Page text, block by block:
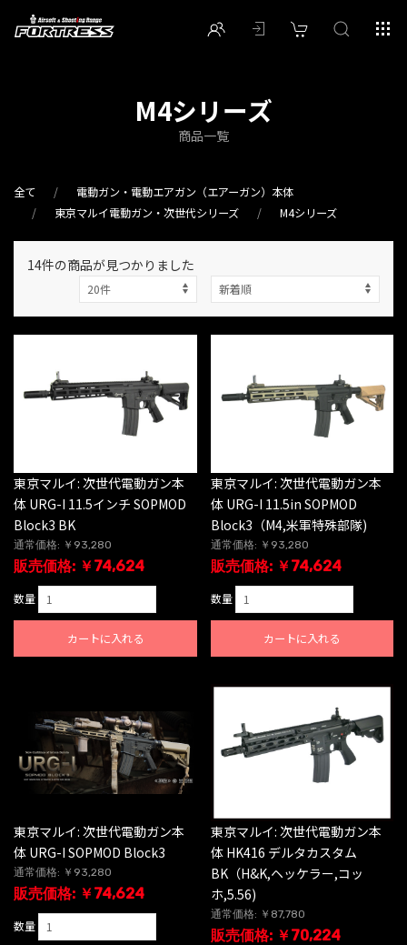
M4シリーズ
商品一覧
全て
電動ガン・電動エアガン（エアーガン）本体
東京マルイ電動ガン・次世代シリーズ
M4シリーズ
14件の商品が見つかりました
東京マルイ: 次世代電動ガン本
体 URG-I 11.5インチ SOPMOD
Block3 BK
通常価格: ￥93,280
販売価格: ￥74,624
数量
カートに入れる
東京マルイ: 次世代電動ガン本
体 URG-I 11.5in SOPMOD
Block3（M4,米軍特殊部隊)
通常価格: ￥93,280
販売価格: ￥74,624
数量
カートに入れる
東京マルイ: 次世代電動ガン本
体 URG-I SOPMOD Block3
通常価格: ￥93,280
販売価格: ￥74,624
数量
東京マルイ: 次世代電動ガン本
体 HK416 デルタカスタム
BK（H&K,ヘッケラー,コッ
ホ,5.56)
通常価格: ￥87,780
販売価格: ￥70,224